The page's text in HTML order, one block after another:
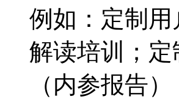
例如：定制
解读培训；
（内参报告）